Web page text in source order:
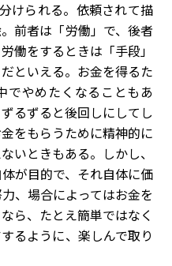
けられる。依頼されて描
前者は「労働」で、後者
働をするときは「手段」
といえる。お金を得るた
でやめたくなることもあ
るずると後回しにしてし
をもらうために精神的に
いときもある。しかし、
が目的で、それ自体に価
、場合によってはお金を
ら、たとえ簡単ではなく
るように、楽しんで取り